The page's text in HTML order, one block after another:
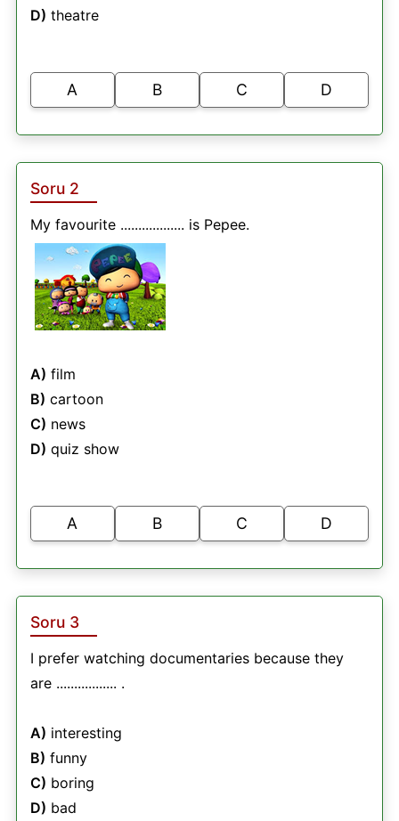
D) theatre
A B C D
Soru 2
My favourite .................. is Pepee.
A) film
B) cartoon
C) news
D) quiz show
A B C D
Soru 3
I prefer watching documentaries because they
are ................. .
A) interesting
B) funny
C) boring
D) bad